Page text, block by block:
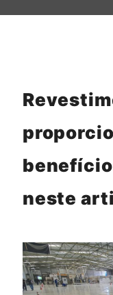
neste